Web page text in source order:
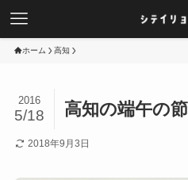
ホーム 高知
高知の端午の
2016
5/18
2018年9月3日